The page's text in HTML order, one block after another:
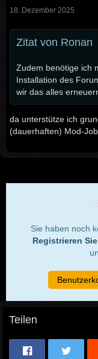
18. Dezember 2025
Zitat von Ronan
Zudem benötige ich
Installation des
wir das alles
da unterstütze ich
(dauerhaften) Mod-
Sie haben noch
Registrieren
Teilen